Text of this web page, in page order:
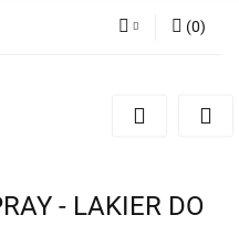
(0)
- LAKIER DO